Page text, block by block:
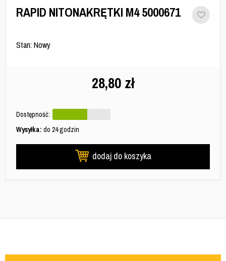
RAPID NITONAKRĘTKI M4 5000671
Stan: Nowy
28,80 zł
Dostępność:
Wysyłka: do 24 godzin
dodaj do koszyka